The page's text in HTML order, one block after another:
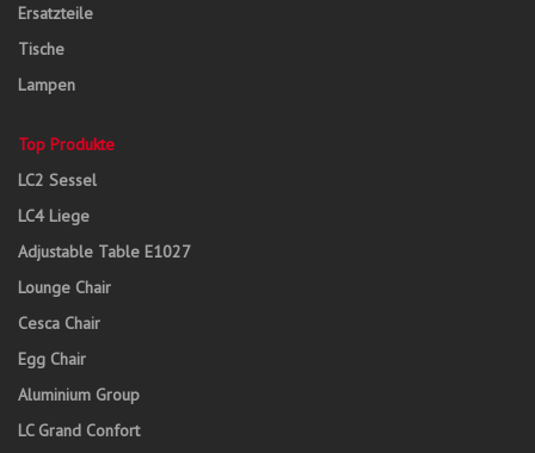
Ersatzteile
Tische
Lampen
Top Produkte
LC2 Sessel
LC4 Liege
Adjustable Table E1027
Lounge Chair
Cesca Chair
Egg Chair
Aluminium Group
LC Grand Confort